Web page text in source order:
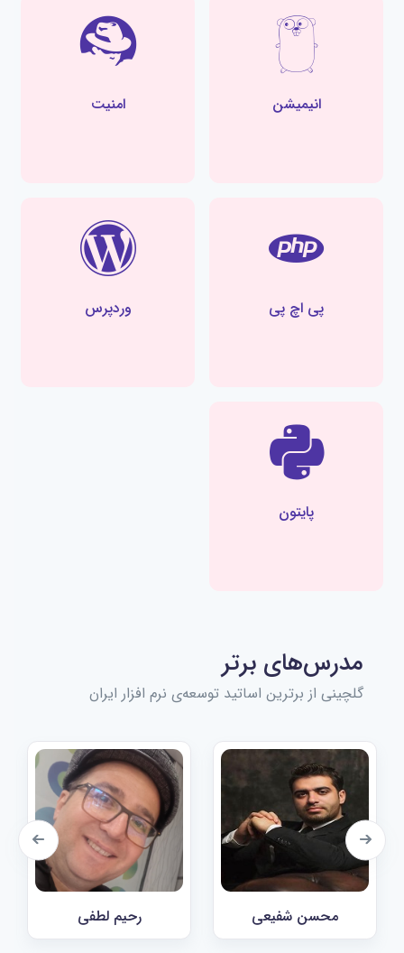
انیمیشن امنیت
پی اچ پی وردپرس
پایتون
مدرس‌های برتر
گلچینی از برترین اساتید توسعه‌ی نرم افزار ایران
رحیم لطفی محسن شفیعی